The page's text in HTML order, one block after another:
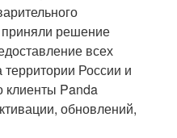
решение
всех
России и
клиенты Panda
обновлений,